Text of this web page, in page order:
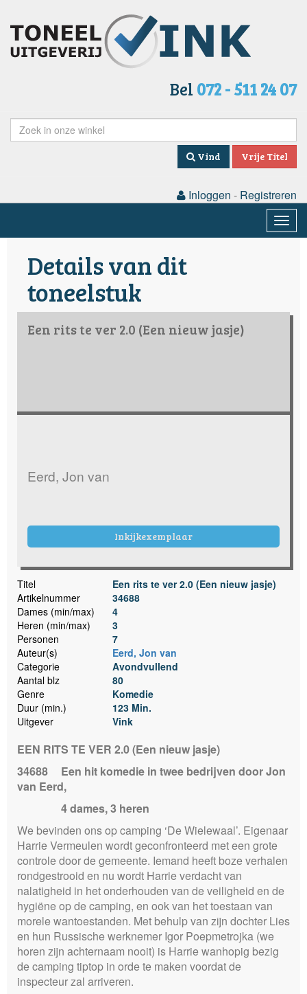
Bel 072 - 511 24 07
Vind Vrije Titel
Inloggen - Registreren
Details van dit
toneelstuk
Een rits te ver 2.0 (Een nieuw jasje)
Eerd, Jon van
Inkijkexemplaar
Titel
Een rits te ver 2.0 (Een nieuw jasje)
Artikelnummer
34688
Dames (min/max)
4
Heren (min/max)
3
Personen
7
Auteur(s)
Eerd, Jon van
Categorie
Avondvullend
Aantal blz
80
Genre
Komedie
Duur (min.)
123 Min.
Uitgever
Vink
EEN RITS TE VER 2.0 (Een nieuw jasje)
34688
Een hit komedie in twee bedrijven door Jon
van Eerd,
4 dames, 3 heren
We bevinden ons op camping ‘De Wielewaal’. Eigenaar
Harrie Vermeulen wordt geconfronteerd met een grote
controle door de gemeente. Iemand heeft boze verhalen
rondgestrooid en nu wordt Harrie verdacht van
nalatigheid in het onderhouden van de veiligheid en de
hygiëne op de camping, en ook van het toestaan van
morele wantoestanden. Met behulp van zijn dochter Lies
en hun Russische werknemer Igor Poepmetrojka (we
horen zijn achternaam nooit) is Harrie wanhopig bezig
de camping tiptop in orde te maken voordat de
inspecteur zal arriveren.